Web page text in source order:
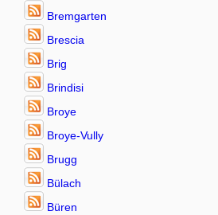
Bremgarten
Brescia
Brig
Brindisi
Broye
Broye-Vully
Brugg
Bülach
Büren